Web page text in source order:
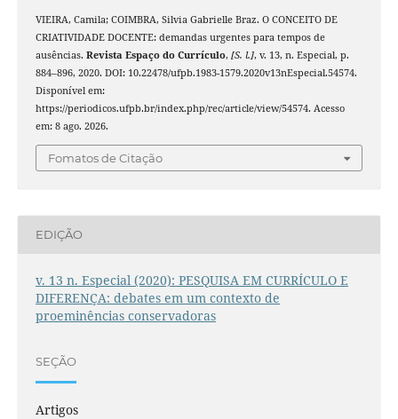
VIEIRA, Camila; COIMBRA, Silvia Gabrielle Braz. O CONCEITO DE
CRIATIVIDADE DOCENTE: demandas urgentes para tempos de
ausências. Revista Espaço do Currículo, [S. l.], v. 13, n. Especial, p.
884–896, 2020. DOI: 10.22478/ufpb.1983-1579.2020v13nEspecial.54574.
Disponível em:
https://periodicos.ufpb.br/index.php/rec/article/view/54574. Acesso
em: 8 ago. 2026.
Fomatos de Citação
EDIÇÃO
v. 13 n. Especial (2020): PESQUISA EM CURRÍCULO E
DIFERENÇA: debates em um contexto de
proeminências conservadoras
SEÇÃO
Artigos